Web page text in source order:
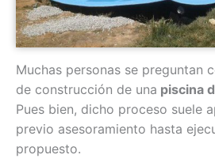
Muchas personas se preguntan
de construcción de una piscina
Pues bien, dicho proceso suele
previo asesoramiento hasta
propuesto.